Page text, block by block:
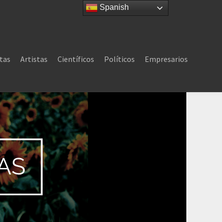
Artistas Científicos Políticos Empresarios
Spanish